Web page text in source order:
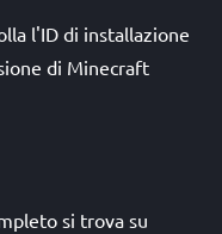
l'ID di installazione
di Minecraft
si trova su